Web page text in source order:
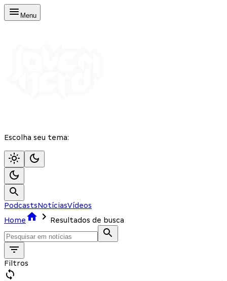
Menu
Escolha seu tema:
PodcastsNotíciasVídeos
Home
Resultados de busca
Filtros